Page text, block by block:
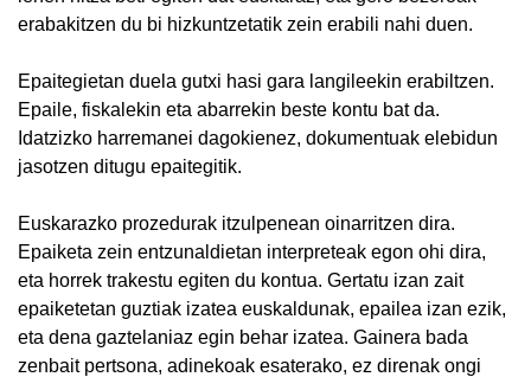
erabakitzen du bi hizkuntzetatik zein erabili nahi duen.
Epaitegietan duela gutxi hasi gara langileekin erabiltzen.
Epaile, fiskalekin eta abarrekin beste kontu bat da.
Idatzizko harremanei dagokienez, dokumentuak elebidun
jasotzen ditugu epaitegitik.
Euskarazko prozedurak itzulpenean oinarritzen dira.
Epaiketa zein entzunaldietan interpreteak egon ohi dira,
eta horrek trakestu egiten du kontua. Gertatu izan zait
epaiketetan guztiak izatea euskaldunak, epailea izan ezik,
eta dena gaztelaniaz egin behar izatea. Gainera bada
zenbait pertsona, adinekoak esaterako, ez direnak ongi